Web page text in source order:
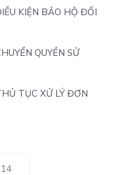
KIỆN BẢO HỘ ĐỐI
QUYỀN SỬ
TỤC XỬ LÝ ĐƠN